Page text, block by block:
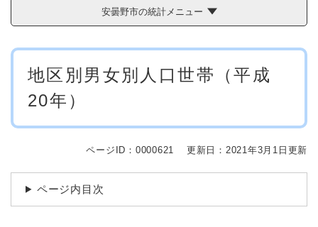
安曇野市の統計メニュー
本
地区別男女別人口世帯（平成
20年）
ページID：0000621 更新日：2021年3月1日更新
ページ内目次